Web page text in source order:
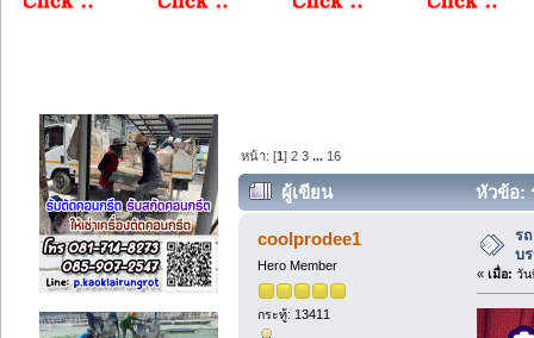
หน้า: [1]2 3 ... 16
ผู้เขียน
หัวข้อ:
coolprodee1
Hero Member
กระทู้: 13411
ร
บ
« เมื่อ: วัน